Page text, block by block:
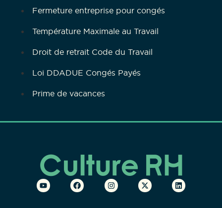
Fermeture entreprise pour congés
Température Maximale au Travail
Droit de retrait Code du Travail
Loi DDADUE Congés Payés
Prime de vacances